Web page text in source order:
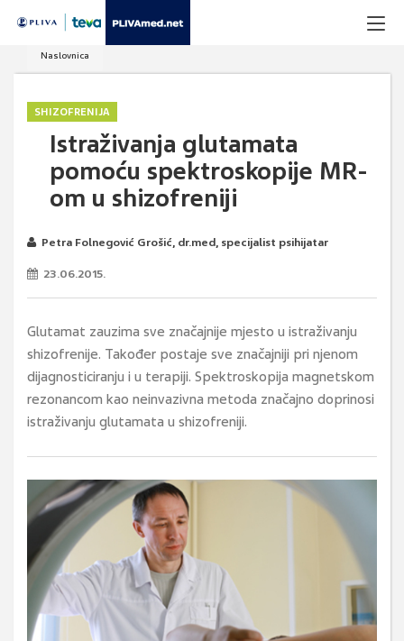
Naslovnica
SHIZOFRENIJA
Istraživanja glutamata
pomoću spektroskopije MR-
om u shizofreniji
Petra Folnegović Grošić, dr.med, specijalist psihijatar
23.06.2015.
Glutamat zauzima sve značajnije mjesto u istraživanju
shizofrenije. Također postaje sve značajniji pri njenom
dijagnosticiranju i u terapiji. Spektroskopija magnetskom
rezonancom kao neinvazivna metoda značajno doprinosi
istraživanju glutamata u shizofreniji.